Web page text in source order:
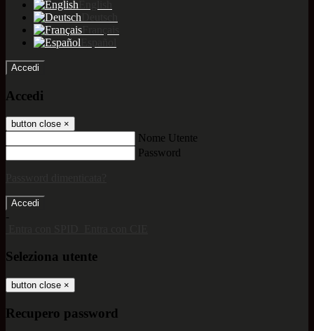
Accedi
Accedi
button close ×
Nome Utente
Password
-
Seleziona utente
button close ×
Recupero password